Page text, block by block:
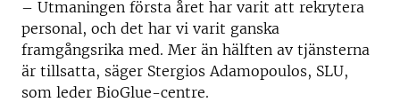
– Utmaningen första året har varit att rekrytera
personal, och det har vi varit ganska
framgångsrika med. Mer än hälften av tjänsterna
är tillsatta, säger Stergios Adamopoulos, SLU,
som leder BioGlue-centre.